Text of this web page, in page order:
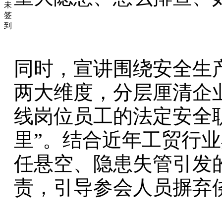
未
签
到
同时，宣讲围绕安全
两大维度，分层厘清企
线岗位员工的法定安全
里”。结合近年工贸行
任悬空、隐患失管引发
责，引导参会人员摒弃